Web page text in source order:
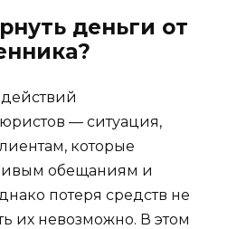
деньги от
— ситуация,
которые
обещаниям и
потеря средств не
их невозможно. В этом